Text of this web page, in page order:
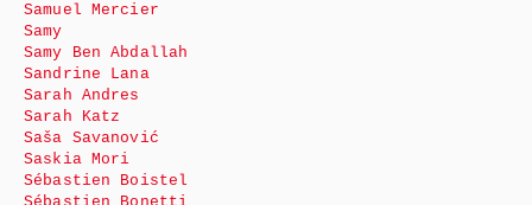
Samuel Mercier
Samy
Samy Ben Abdallah
Sandrine Lana
Sarah Andres
Sarah Katz
Saša Savanović
Saskia Mori
Sébastien Boistel